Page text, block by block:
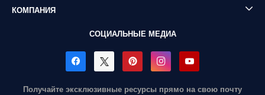
КОМПАНИЯ
СОЦИАЛЬНЫЕ МЕДИА
Получайте эксклюзивные ресурсы прямо на свою почту